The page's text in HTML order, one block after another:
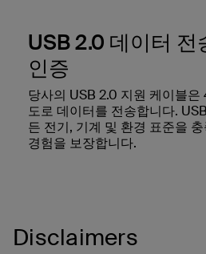
USB 2.0 데이터
인증
당사의 USB 2.0 지원 케이블
도로 데이터를 전송합니다.
든 전기, 기계 및 환경 표준을
경험을 보장합니다.
Disclaimers